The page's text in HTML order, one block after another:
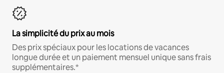
La simplicité du prix au mois
Des prix spéciaux pour les locations de vacances
longue durée et un paiement mensuel unique sans frais
supplémentaires.*